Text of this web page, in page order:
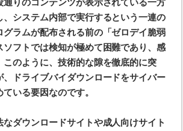
システム内部で実行するという一連の
ラムが配布される前の「ゼロデイ脆弱
フトでは検知が極めて困難であり、感
のように、技術的な隙を徹底的に突
ドライブバイダウンロードをサイバー
いる要因なのです。
ダウンロードサイトや成人向けサイト